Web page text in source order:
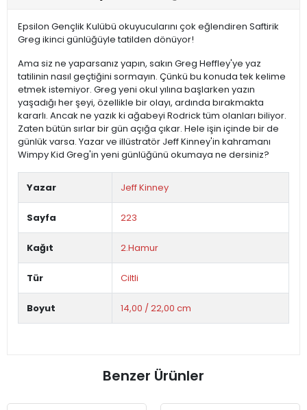
Epsilon Gençlik Kulübü okuyucularını çok eğlendiren Saftirik
Greg ikinci günlüğüyle tatilden dönüyor!
Ama siz ne yaparsanız yapın, sakın Greg Heffley'ye yaz
tatilinin nasıl geçtiğini sormayın. Çünkü bu konuda tek kelime
etmek istemiyor. Greg yeni okul yılına başlarken yazın
yaşadığı her şeyi, özellikle bir olayı, ardında bırakmakta
kararlı. Ancak ne yazık ki ağabeyi Rodrick tüm olanları biliyor.
Zaten bütün sırlar bir gün açığa çıkar. Hele işin içinde bir de
günlük varsa. Yazar ve illüstratör Jeff Kinney'in kahramanı
Wimpy Kid Greg'in yeni günlüğünü okumaya ne dersiniz?
Yazar Jeff Kinney
Sayfa 223
Kağıt 2.Hamur
Tür Ciltli
Boyut 14,00 / 22,00 cm
Benzer Ürünler